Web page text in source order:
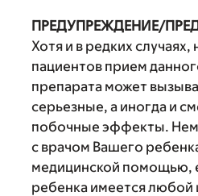
ПРЕДУПРЕЖДЕНИЕ/
Хотя и в редких
пациентов прием
препарата может
серьезные, а иногда и
побочные эффекты.
с врачом Вашего
медицинской помощью,
ребенка имеется любой